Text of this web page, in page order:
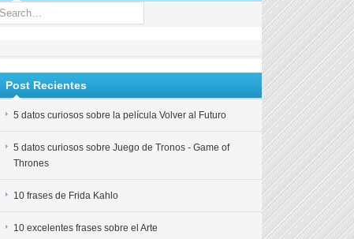
Post Recientes
5 datos curiosos sobre la película Volver al Futuro
5 datos curiosos sobre Juego de Tronos - Game of
Thrones
10 frases de Frida Kahlo
10 excelentes frases sobre el Arte